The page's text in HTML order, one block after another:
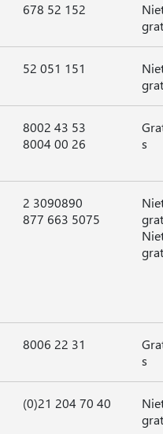
678 52 152
52 051 151
8002 43 53
8004 00 26
s
2 3090890
877 663 5075
8006 22 31
s
(0)21 204 70 40